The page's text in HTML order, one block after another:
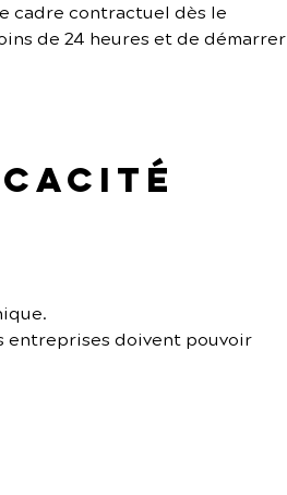
cadre contractuel dès le
de 24 heures et de démarrer
entreprises doivent pouvoir